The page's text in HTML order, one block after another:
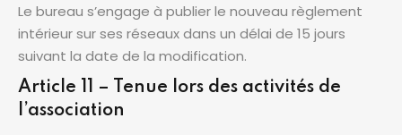
Le bureau s’engage à publier le nouveau règlement
intérieur sur ses réseaux dans un délai de 15 jours
suivant la date de la modification.
Article 11 – Tenue lors des activités de
l’association